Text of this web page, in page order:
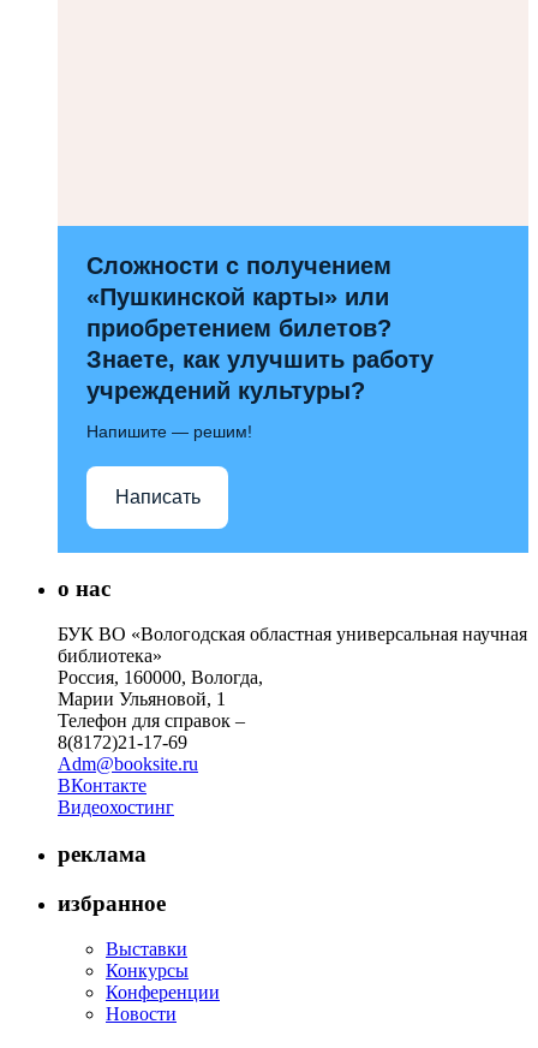
Сложности с получением
«Пушкинской карты» или
приобретением билетов?
Знаете, как улучшить работу
учреждений культуры?
Напишите — решим!
Написать
о нас
БУК ВО «Вологодская областная универсальная научная
библиотека»
Россия, 160000, Вологда,
Марии Ульяновой, 1
Телефон для справок –
8(8172)21-17-69
Adm@booksite.ru
ВКонтакте
Видеохостинг
реклама
избранное
Выставки
Конкурсы
Конференции
Новости